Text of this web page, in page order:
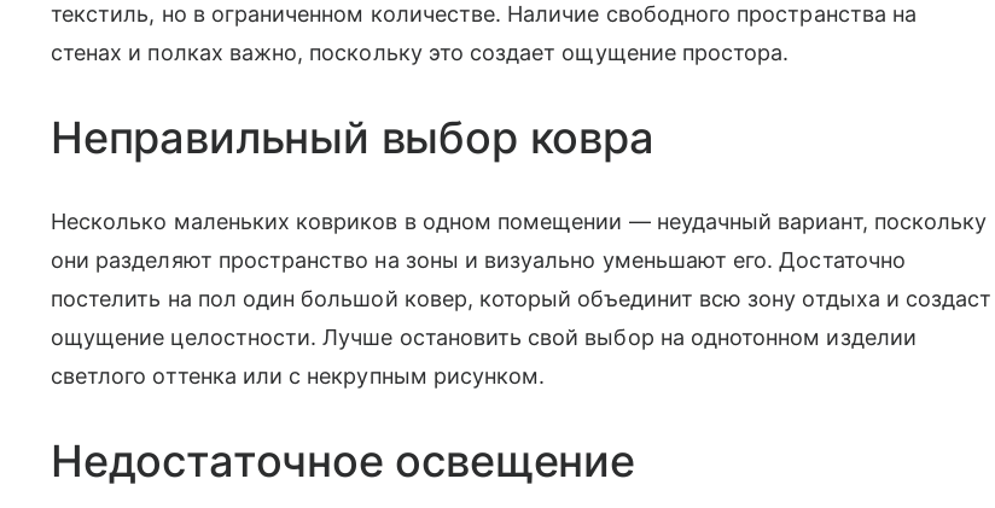
текстиль, но в ограниченном количестве. Наличие свободного пространства на
стенах и полках важно, поскольку это создает ощущение простора.
Неправильный выбор ковра
Несколько маленьких ковриков в одном помещении — неудачный вариант, поскольку
они разделяют пространство на зоны и визуально уменьшают его. Достаточно
постелить на пол один большой ковер, который объединит всю зону отдыха и создаст
ощущение целостности. Лучше остановить свой выбор на однотонном изделии
светлого оттенка или с некрупным рисунком.
Недостаточное освещение